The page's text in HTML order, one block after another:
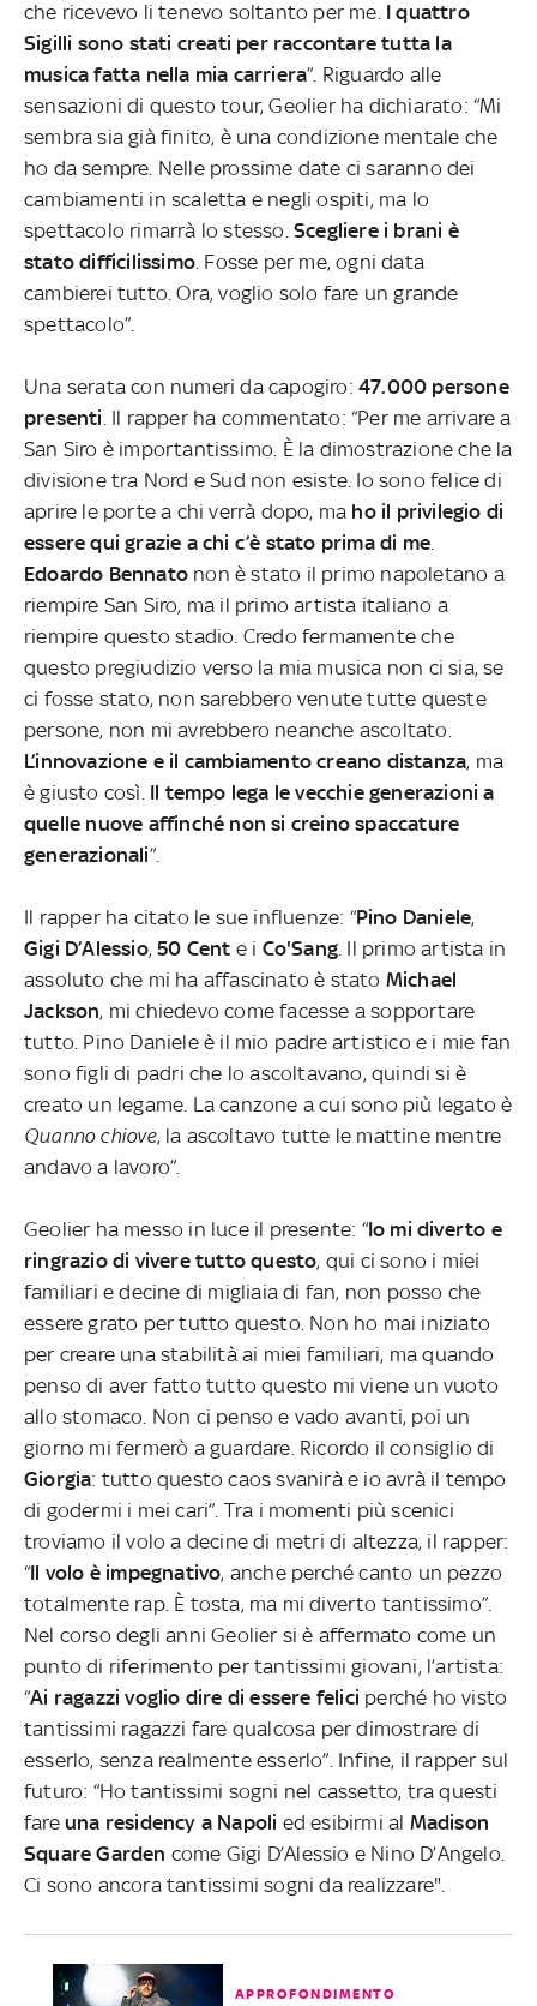
che ricevevo li tenevo soltanto per me. I quattro
Sigilli sono stati creati per raccontare tutta la
musica fatta nella mia carriera”. Riguardo alle
sensazioni di questo tour, Geolier ha dichiarato: “Mi
sembra sia già finito, è una condizione mentale che
ho da sempre. Nelle prossime date ci saranno dei
cambiamenti in scaletta e negli ospiti, ma lo
spettacolo rimarrà lo stesso. Scegliere i brani è
stato difficilissimo . Fosse per me, ogni data
cambierei tutto. Ora, voglio solo fare un grande
spettacolo”.
Una serata con numeri da capogiro: 47.000 persone
presenti . Il rapper ha commentato: “Per me arrivare a
San Siro è importantissimo. È la dimostrazione che la
divisione tra Nord e Sud non esiste. Io sono felice di
aprire le porte a chi verrà dopo, ma ho il privilegio di
essere qui grazie a chi c’è stato prima di me
Edoardo Bennato non è stato il primo napoletano a
riempire San Siro, ma il primo artista italiano a
riempire questo stadio. Credo fermamente che
questo pregiudizio verso la mia musica non ci sia, se
ci fosse stato, non sarebbero venute tutte queste
persone, non mi avrebbero neanche ascoltato.
L’innovazione e il cambiamento creano distanza, ma
è giusto così. Il tempo lega le vecchie generazioni a
quelle nuove affinché non si creino spaccature
generazionali”.
Il rapper ha citato le sue influenze: “Pino Daniele,
Gigi D’Alessio,50 Cent e i Co'Sang . Il primo artista in
assoluto che mi ha affascinato è stato Michael
Jackson, mi chiedevo come facesse a sopportare
tutto. Pino Daniele è il mio padre artistico e i mie fan
sono figli di padri che lo ascoltavano, quindi si è
creato un legame. La canzone a cui sono più legato è
Quanno chiove, la ascoltavo tutte le mattine mentre
andavo a lavoro”.
Geolier ha messo in luce il presente: “Io mi diverto e
ringrazio di vivere tutto questo, qui ci sono i miei
familiari e decine di migliaia di fan, non posso che
essere grato per tutto questo. Non ho mai iniziato
per creare una stabilità ai miei familiari, ma quando
penso di aver fatto tutto questo mi viene un vuoto
allo stomaco. Non ci penso e vado avanti, poi un
giorno mi fermerò a guardare. Ricordo il consiglio di
Giorgia: tutto questo caos svanirà e io avrà il tempo
di godermi i mei cari”. Tra i momenti più scenici
troviamo il volo a decine di metri di altezza, il rapper:
“Il volo è impegnativo, anche perché canto un pezzo
totalmente rap. È tosta, ma mi diverto tantissimo”.
Nel corso degli anni Geolier si è affermato come un
punto di riferimento per tantissimi giovani, l’artista:
“Ai ragazzi voglio dire di essere felici perché ho visto
tantissimi ragazzi fare qualcosa per dimostrare di
esserlo, senza realmente esserlo”. Infine, il rapper sul
futuro: “Ho tantissimi sogni nel cassetto, tra questi
fare una residency a Napoli ed esibirmi al Madison
Square Garden come Gigi D’Alessio e Nino D’Angelo.
Ci sono ancora tantissimi sogni da realizzare".
APPROFONDIMENTO